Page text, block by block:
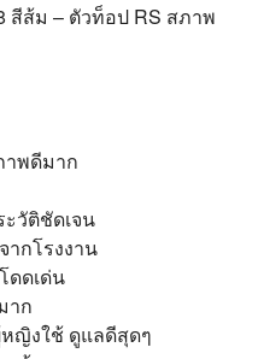
สีส้ม – ตัวท็อป RS สภาพ
าพดีมาก
วัติชัดเจน
ากโรงงาน
ดดเด่น
าก
หญิงใช้ ดูแลดีสุดๆ